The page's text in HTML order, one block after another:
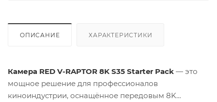
ОПИСАНИЕ ХАРАКТЕРИСТИКИ
Камера RED V-RAPTOR 8K S35 Starter Pack — это
мощное решение для профессионалов
киноиндустрии, оснащённое передовым 8K